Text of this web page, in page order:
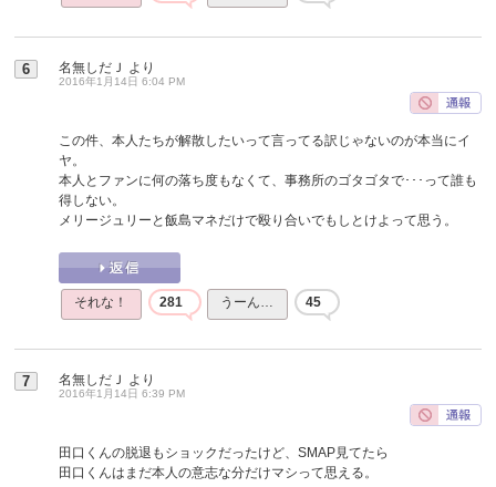
6 名無しだＪ より
2016年1月14日 6:04 PM
この件、本人たちが解散したいって言ってる訳じゃないのが本当にイ
ヤ。
本人とファンに何の落ち度もなくて、事務所のゴタゴタで･･･って誰も
得しない。
メリージュリーと飯島マネだけで殴り合いでもしとけよって思う。
それな！ 281 うーん… 45
7 名無しだＪ より
2016年1月14日 6:39 PM
田口くんの脱退もショックだったけど、SMAP見てたら
田口くんはまだ本人の意志な分だけマシって思える。